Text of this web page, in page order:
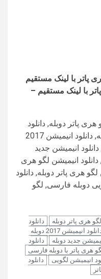
پاتر با لینک مستقیم
با لینک مستقیم –
پاتر دوبله, دانلود
انیمیشن, دانلود انیمیشن 2017 دوبله, دانلود انیمیشن 2017
انیمیشن جدید
دانلود انیمیشن لگو هری
هری پاتر دوبله, دانلود
دوبله فارسی, لگو
هری پاتر دوبله
دانلود
دانلود انیمیشن 2017 دوبله
جدید دوبله
دانلود
هری پاتر با دوبله فارسی
انیمیشن لگویی
دانلود